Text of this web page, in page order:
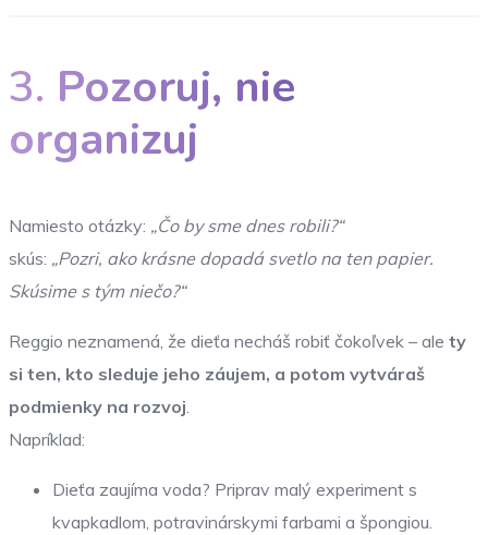
3. Pozoruj, nie
organizuj
Namiesto otázky: „Čo by sme dnes robili?“
skús: „Pozri, ako krásne dopadá svetlo na ten papier.
Skúsime s tým niečo?“
Reggio neznamená, že dieťa necháš robiť čokoľvek – ale ty
si ten, kto sleduje jeho záujem, a potom vytváraš
podmienky na rozvoj.
Napríklad:
Dieťa zaujíma voda? Priprav malý experiment s
kvapkadlom, potravinárskymi farbami a špongiou.